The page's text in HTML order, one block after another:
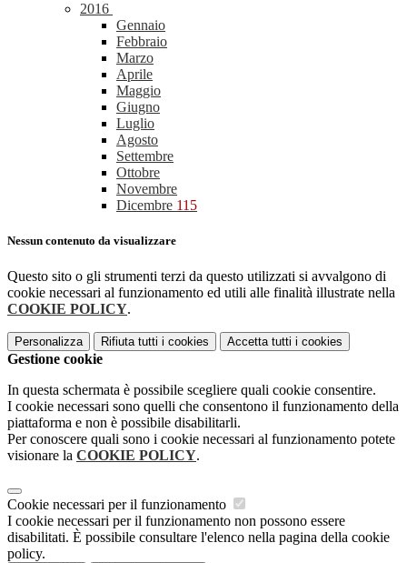
2016
Gennaio
Febbraio
Marzo
Aprile
Maggio
Giugno
Luglio
Agosto
Settembre
Ottobre
Novembre
Dicembre 115
Nessun contenuto da visualizzare
Questo sito o gli strumenti terzi da questo utilizzati si avvalgono di
cookie necessari al funzionamento ed utili alle finalità illustrate nella
COOKIE POLICY.
Personalizza Rifiuta tutti i cookies Accetta tutti i cookies
Gestione cookie
In questa schermata è possibile scegliere quali cookie consentire.
I cookie necessari sono quelli che consentono il funzionamento della
piattaforma e non è possibile disabilitarli.
Per conoscere quali sono i cookie necessari al funzionamento potete
visionare la COOKIE POLICY.
Cookie necessari per il funzionamento
I cookie necessari per il funzionamento non possono essere
disabilitati. È possibile consultare l'elenco nella pagina della cookie
policy.